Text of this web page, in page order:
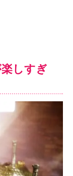
しすぎ